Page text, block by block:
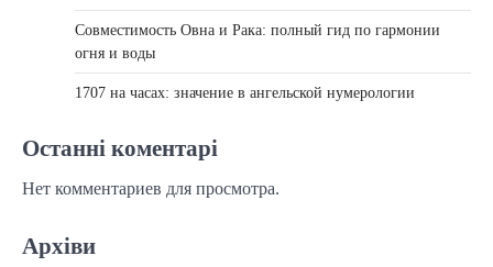
Совместимость Овна и Рака: полный гид по гармонии
огня и воды
1707 на часах: значение в ангельской нумерологии
Останні коментарі
Нет комментариев для просмотра.
Архіви